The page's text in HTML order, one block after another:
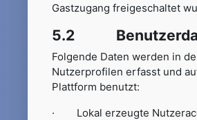
Gastzugang freigeschaltet
5.2
Folgende Daten werden in
Nutzerprofilen erfasst und
Plattform benutzt:
· Lokal erzeugte